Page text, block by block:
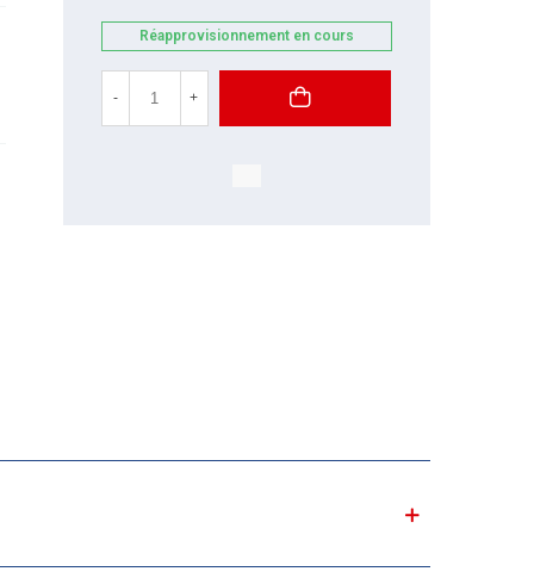
Réapprovisionnement en cours
- +